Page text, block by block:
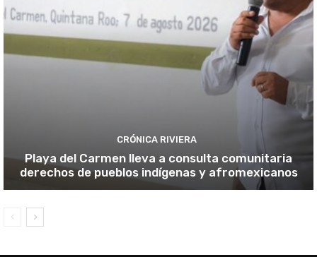
CRÓNICA RIVIERA
Playa del Carmen lleva a consulta comunitaria
derechos de pueblos indígenas y afromexicanos